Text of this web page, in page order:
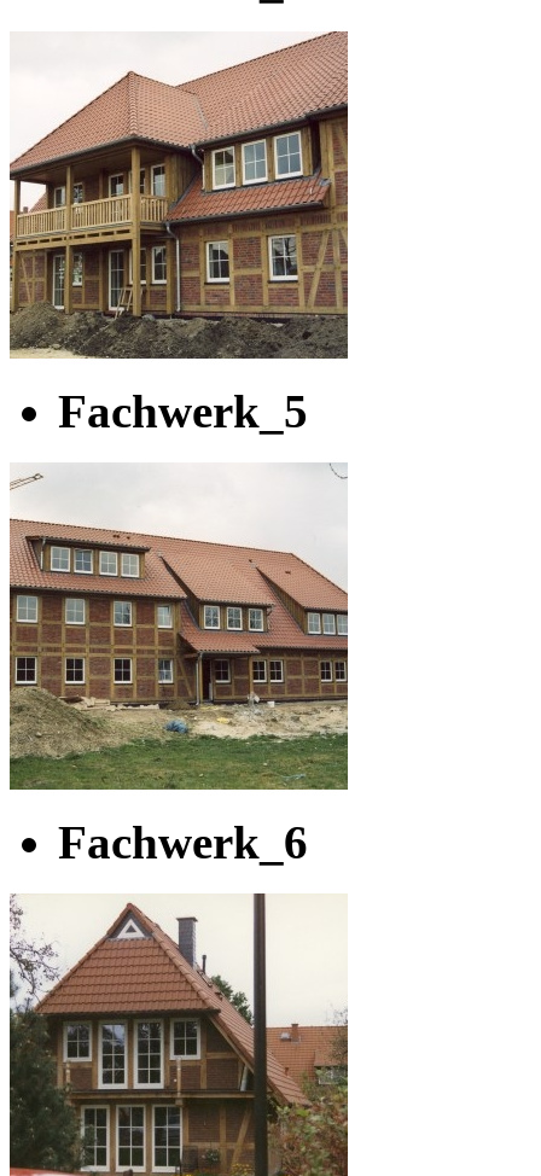
Fachwerk_5
Fachwerk_6